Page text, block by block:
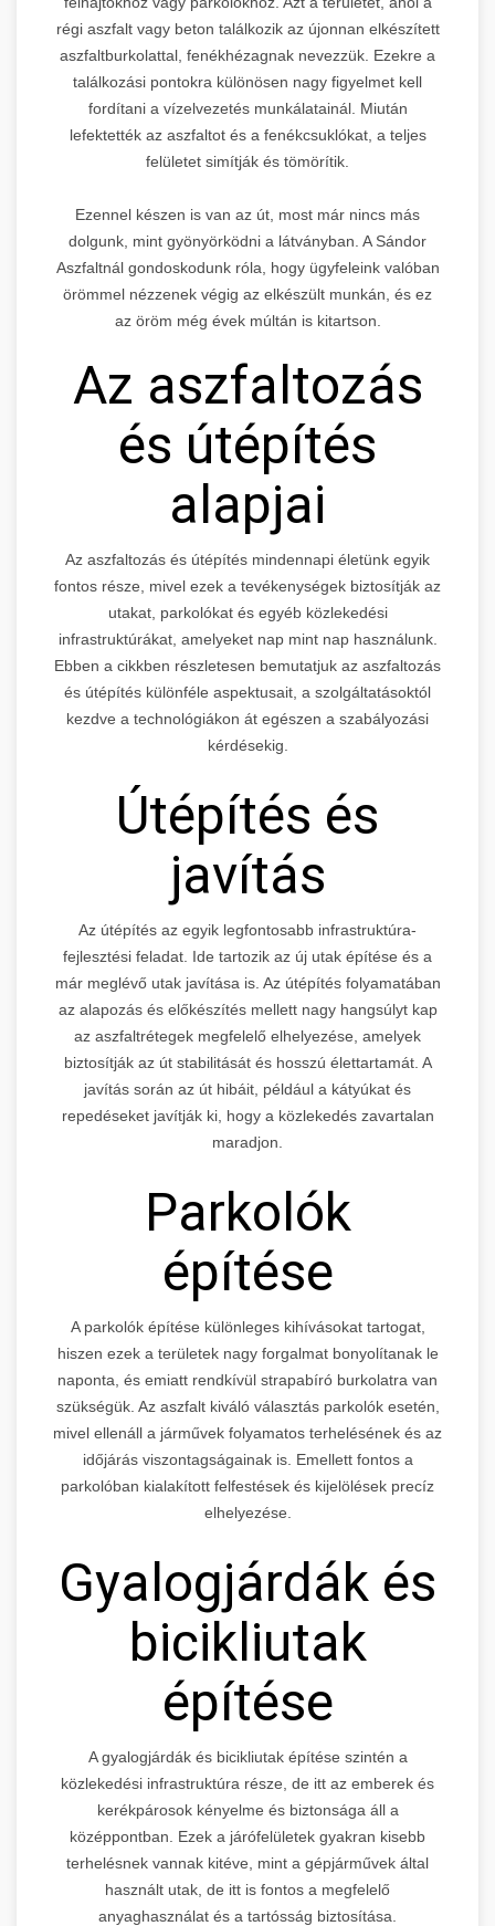
régi aszfalt vagy beton találkozik az újonnan elkészített
aszfaltburkolattal, fenékhézagnak nevezzük. Ezekre a
találkozási pontokra különösen nagy figyelmet kell
fordítani a vízelvezetés munkálatainál. Miután
lefektették az aszfaltot és a fenékcsuklókat, a teljes
felületet simítják és tömörítik.
Ezennel készen is van az út, most már nincs más
dolgunk, mint gyönyörködni a látványban. A Sándor
Aszfaltnál gondoskodunk róla, hogy ügyfeleink valóban
örömmel nézzenek végig az elkészült munkán, és ez
az öröm még évek múltán is kitartson.
Az aszfaltozás
és útépítés
alapjai
Az aszfaltozás és útépítés mindennapi életünk egyik
fontos része, mivel ezek a tevékenységek biztosítják az
utakat, parkolókat és egyéb közlekedési
infrastruktúrákat, amelyeket nap mint nap használunk.
Ebben a cikkben részletesen bemutatjuk az aszfaltozás
és útépítés különféle aspektusait, a szolgáltatásoktól
kezdve a technológiákon át egészen a szabályozási
kérdésekig.
Útépítés és
javítás
Az útépítés az egyik legfontosabb infrastruktúra-
fejlesztési feladat. Ide tartozik az új utak építése és a
már meglévő utak javítása is. Az útépítés folyamatában
az alapozás és előkészítés mellett nagy hangsúlyt kap
az aszfaltrétegek megfelelő elhelyezése, amelyek
biztosítják az út stabilitását és hosszú élettartamát. A
javítás során az út hibáit, például a kátyúkat és
repedéseket javítják ki, hogy a közlekedés zavartalan
maradjon.
Parkolók
építése
A parkolók építése különleges kihívásokat tartogat,
hiszen ezek a területek nagy forgalmat bonyolítanak le
naponta, és emiatt rendkívül strapabíró burkolatra van
szükségük. Az aszfalt kiváló választás parkolók esetén,
mivel ellenáll a járművek folyamatos terhelésének és az
időjárás viszontagságainak is. Emellett fontos a
parkolóban kialakított felfestések és kijelölések precíz
elhelyezése.
Gyalogjárdák és
bicikliutak
építése
A gyalogjárdák és bicikliutak építése szintén a
közlekedési infrastruktúra része, de itt az emberek és
kerékpárosok kényelme és biztonsága áll a
középpontban. Ezek a járófelületek gyakran kisebb
terhelésnek vannak kitéve, mint a gépjárművek által
használt utak, de itt is fontos a megfelelő
anyaghasználat és a tartósság biztosítása.